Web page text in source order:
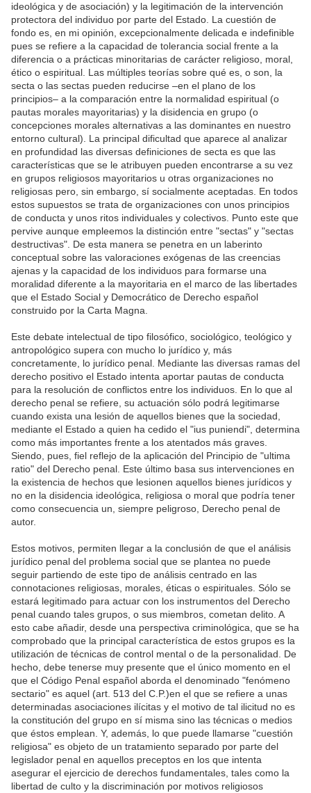
ideológica y de asociación) y la legitimación de la intervención
protectora del individuo por parte del Estado. La cuestión de
fondo es, en mi opinión, excepcionalmente delicada e indefinible
pues se refiere a la capacidad de tolerancia social frente a la
diferencia o a prácticas minoritarias de carácter religioso, moral,
ético o espiritual. Las múltiples teorías sobre qué es, o son, la
secta o las sectas pueden reducirse –en el plano de los
principios– a la comparación entre la normalidad espiritual (o
pautas morales mayoritarias) y la disidencia en grupo (o
concepciones morales alternativas a las dominantes en nuestro
entorno cultural). La principal dificultad que aparece al analizar
en profundidad las diversas definiciones de secta es que las
características que se le atribuyen pueden encontrarse a su vez
en grupos religiosos mayoritarios u otras organizaciones no
religiosas pero, sin embargo, sí socialmente aceptadas. En todos
estos supuestos se trata de organizaciones con unos principios
de conducta y unos ritos individuales y colectivos. Punto este que
pervive aunque empleemos la distinción entre "sectas" y "sectas
destructivas". De esta manera se penetra en un laberinto
conceptual sobre las valoraciones exógenas de las creencias
ajenas y la capacidad de los individuos para formarse una
moralidad diferente a la mayoritaria en el marco de las libertades
que el Estado Social y Democrático de Derecho español
construido por la Carta Magna.
Este debate intelectual de tipo filosófico, sociológico, teológico y
antropológico supera con mucho lo jurídico y, más
concretamente, lo jurídico penal. Mediante las diversas ramas del
derecho positivo el Estado intenta aportar pautas de conducta
para la resolución de conflictos entre los individuos. En lo que al
derecho penal se refiere, su actuación sólo podrá legitimarse
cuando exista una lesión de aquellos bienes que la sociedad,
mediante el Estado a quien ha cedido el "ius puniendi", determina
como más importantes frente a los atentados más graves.
Siendo, pues, fiel reflejo de la aplicación del Principio de "ultima
ratio" del Derecho penal. Este último basa sus intervenciones en
la existencia de hechos que lesionen aquellos bienes jurídicos y
no en la disidencia ideológica, religiosa o moral que podría tener
como consecuencia un, siempre peligroso, Derecho penal de
autor.
Estos motivos, permiten llegar a la conclusión de que el análisis
jurídico penal del problema social que se plantea no puede
seguir partiendo de este tipo de análisis centrado en las
connotaciones religiosas, morales, éticas o espirituales. Sólo se
estará legitimado para actuar con los instrumentos del Derecho
penal cuando tales grupos, o sus miembros, cometan delito. A
esto cabe añadir, desde una perspectiva criminológica, que se ha
comprobado que la principal característica de estos grupos es la
utilización de técnicas de control mental o de la personalidad. De
hecho, debe tenerse muy presente que el único momento en el
que el Código Penal español aborda el denominado "fenómeno
sectario" es aquel (art. 513 del C.P.)en el que se refiere a unas
determinadas asociaciones ilícitas y el motivo de tal ilicitud no es
la constitución del grupo en sí misma sino las técnicas o medios
que éstos emplean. Y, además, lo que puede llamarse "cuestión
religiosa" es objeto de un tratamiento separado por parte del
legislador penal en aquellos preceptos en los que intenta
asegurar el ejercicio de derechos fundamentales, tales como la
libertad de culto y la discriminación por motivos religiosos